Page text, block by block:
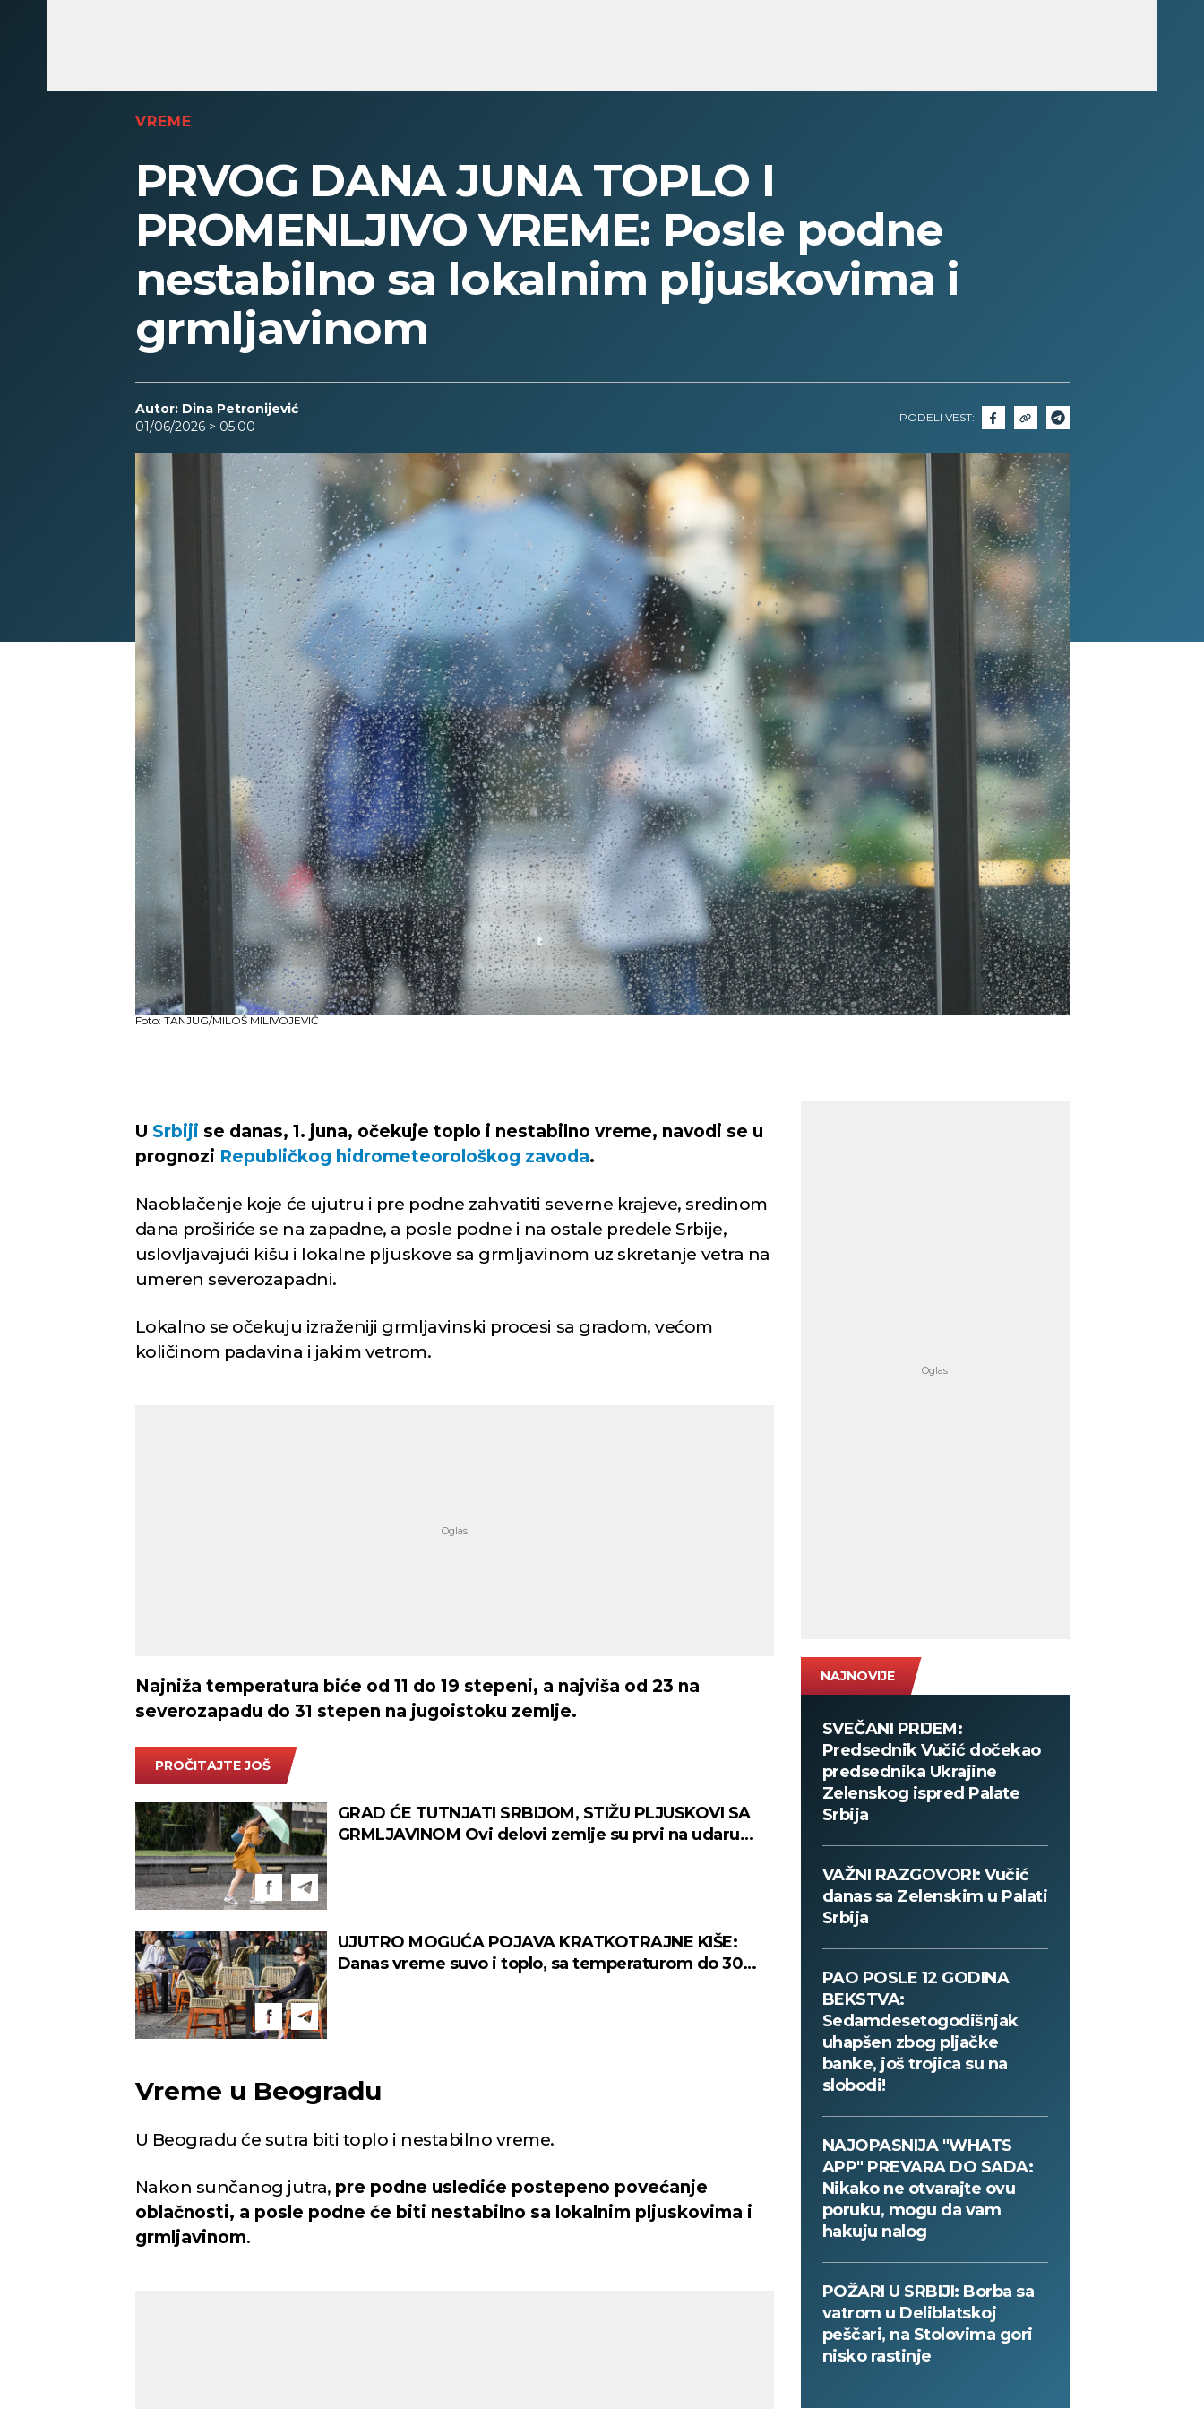
VREME
PRVOG DANA JUNA TOPLO I
PROMENLJIVO VREME: Posle podne
nestabilno sa lokalnim pljuskovima i
grmljavinom
Autor: Dina Petronijević
01/06/2026 > 05:00
PODELI VEST:
Foto: TANJUG/MILOŠ MILIVOJEVIĆ
U Srbiji se danas, 1. juna, očekuje toplo i nestabilno vreme, navodi se u
prognozi Republičkog hidrometeorološkog zavoda.
Naoblačenje koje će ujutru i pre podne zahvatiti severne krajeve, sredinom
dana proširiće se na zapadne, a posle podne i na ostale predele Srbije,
uslovljavajući kišu i lokalne pljuskove sa grmljavinom uz skretanje vetra na
umeren severozapadni.
Lokalno se očekuju izraženiji grmljavinski procesi sa gradom, većom
količinom padavina i jakim vetrom.
Najniža temperatura biće od 11 do 19 stepeni, a najviša od 23 na
severozapadu do 31 stepen na jugoistoku zemlje.
PROČITAJTE JOŠ
GRAD ĆE TUTNJATI SRBIJOM, STIŽU PLJUSKOVI SA
GRMLJAVINOM Ovi delovi zemlje su prvi na udaru
UJUTRO MOGUĆA POJAVA KRATKOTRAJNE KIŠE:
Danas vreme suvo i toplo, sa temperaturom do 30
Vreme u Beogradu
U Beogradu će sutra biti toplo i nestabilno vreme.
Nakon sunčanog jutra, pre podne uslediće postepeno povećanje
oblačnosti, a posle podne će biti nestabilno sa lokalnim pljuskovima i
grmljavinom.
NAJNOVIJE
SVEČANI PRIJEM:
Predsednik Vučić dočekao
predsednika Ukrajine
Zelenskog ispred Palate
Srbija
VAŽNI RAZGOVORI: Vučić
danas sa Zelenskim u Palati
Srbija
PAO POSLE 12 GODINA
BEKSTVA:
Sedamdesetogodišnjak
uhapšen zbog pljačke
banke, još trojica su na
slobodi!
NAJOPASNIJA "WHATS
APP" PREVARA DO SADA:
Nikako ne otvarajte ovu
poruku, mogu da vam
hakuju nalog
POŽARI U SRBIJI: Borba sa
vatrom u Deliblatskoj
peščari, na Stolovima gori
nisko rastinje